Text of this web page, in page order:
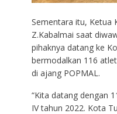
Sementara itu, Ketua
Z.Kabalmai saat
pihaknya datang ke
bermodalkan 116
di ajang POPMAL.
“Kita datang dengan
IV tahun 2022. Kota